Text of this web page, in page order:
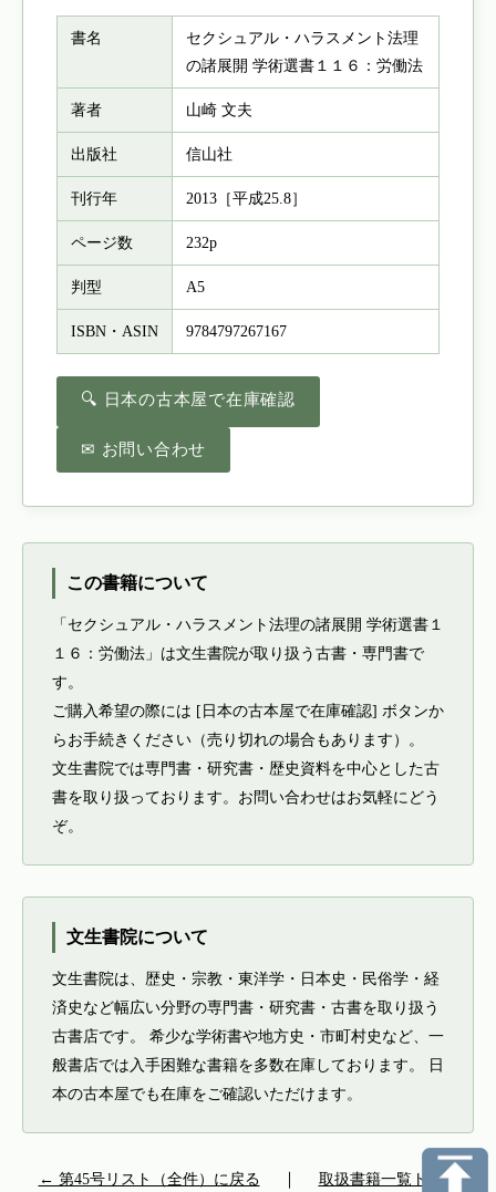
書名
セクシュアル・ハラスメント法理
の諸展開 学術選書１１６：労働法
著者 山崎 文夫
出版社 信山社
刊行年 2013［平成25.8］
ページ数 232p
判型 A5
ISBN・ASIN 9784797267167
🔍 日本の古本屋で在庫確認
✉ お問い合わせ
この書籍について
「セクシュアル・ハラスメント法理の諸展開 学術選書１
１６：労働法」は文生書院が取り扱う古書・専門書で
す。
ご購入希望の際には [日本の古本屋で在庫確認] ボタンか
らお手続きください（売り切れの場合もあります）。
文生書院では専門書・研究書・歴史資料を中心とした古
書を取り扱っております。お問い合わせはお気軽にどう
ぞ。
文生書院について
文生書院は、歴史・宗教・東洋学・日本史・民俗学・経
済史など幅広い分野の専門書・研究書・古書を取り扱う
古書店です。 希少な学術書や地方史・市町村史など、一
般書店では入手困難な書籍を多数在庫しております。 日
本の古本屋でも在庫をご確認いただけます。
← 第45号リスト（全件）に戻る 取扱書籍一覧トップ